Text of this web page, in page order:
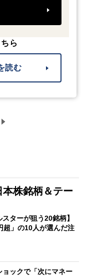
ら
読む
本株銘柄＆テー
スターが狙う20銘柄】
超」の10人が選んだ注
ョックで「次にマネー